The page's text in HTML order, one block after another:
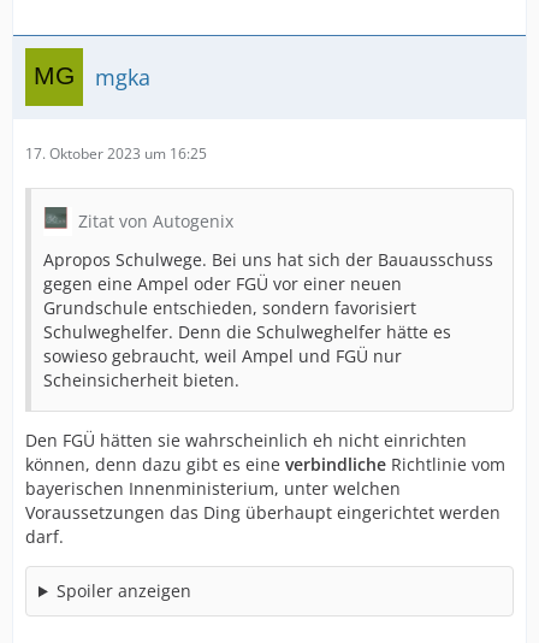
mgka
17. Oktober 2023 um 16:25
Zitat von Autogenix
Apropos Schulwege. Bei uns hat sich der Bauausschuss
gegen eine Ampel oder FGÜ vor einer neuen
Grundschule entschieden, sondern favorisiert
Schulweghelfer. Denn die Schulweghelfer hätte es
sowieso gebraucht, weil Ampel und FGÜ nur
Scheinsicherheit bieten.
Den FGÜ hätten sie wahrscheinlich eh nicht einrichten
können, denn dazu gibt es eine verbindliche Richtlinie vom
bayerischen Innenministerium, unter welchen
Voraussetzungen das Ding überhaupt eingerichtet werden
darf.
Spoiler anzeigen